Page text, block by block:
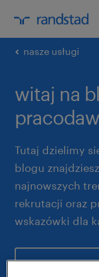
nasze usługi
witaj na
Tutaj dzielimy
blogu
najnowszych
rekrutacji oraz
wskazówki dla
subskrybuj